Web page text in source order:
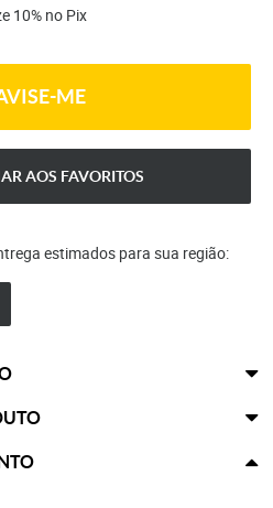
10% no Pix
ME
AOS FAVORITOS
estimados para sua região: